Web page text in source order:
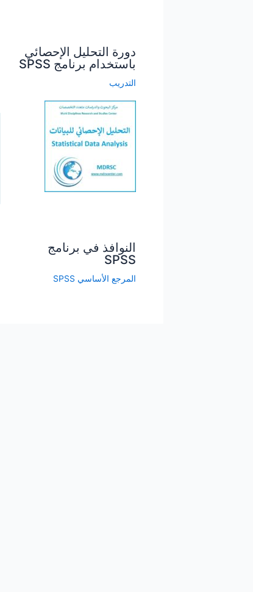
دورة التحليل الإحصائي
باستخدام برنامج SPSS
التدريب
النوافذ في برنامج
SPSS
المرجع الأساسي SPSS